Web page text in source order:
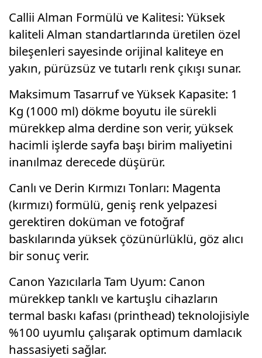
Callii Alman Formülü ve Kalitesi: Yüksek
kaliteli Alman standartlarında üretilen özel
bileşenleri sayesinde orijinal kaliteye en
yakın, pürüzsüz ve tutarlı renk çıkışı sunar.
Maksimum Tasarruf ve Yüksek Kapasite: 1
Kg (1000 ml) dökme boyutu ile sürekli
mürekkep alma derdine son verir, yüksek
hacimli işlerde sayfa başı birim maliyetini
inanılmaz derecede düşürür.
Canlı ve Derin Kırmızı Tonları: Magenta
(kırmızı) formülü, geniş renk yelpazesi
gerektiren doküman ve fotoğraf
baskılarında yüksek çözünürlüklü, göz alıcı
bir sonuç verir.
Canon Yazıcılarla Tam Uyum: Canon
mürekkep tanklı ve kartuşlu cihazların
termal baskı kafası (printhead) teknolojisiyle
%100 uyumlu çalışarak optimum damlacık
hassasiyeti sağlar.